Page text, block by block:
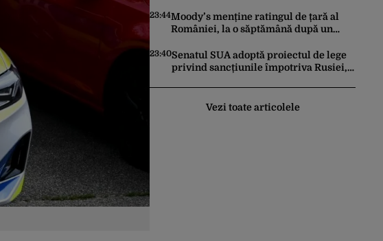
„Este un răgaz, dar în niciun caz un
motiv de relaxare”
23:44Moody’s menține ratingul de țară al
României, la o săptămână după un
unui guvern cu puteri depline,
principala vulnerabilitate din raport
23:40Senatul SUA adoptă proiectul de lege
privind sancțiunile împotriva Rusiei,
Vezi toate articolele